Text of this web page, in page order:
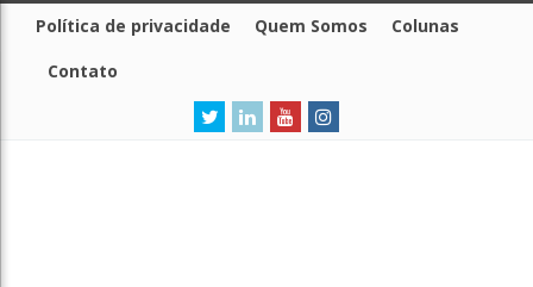
Política de privacidade Quem Somos
Colunas
Contato